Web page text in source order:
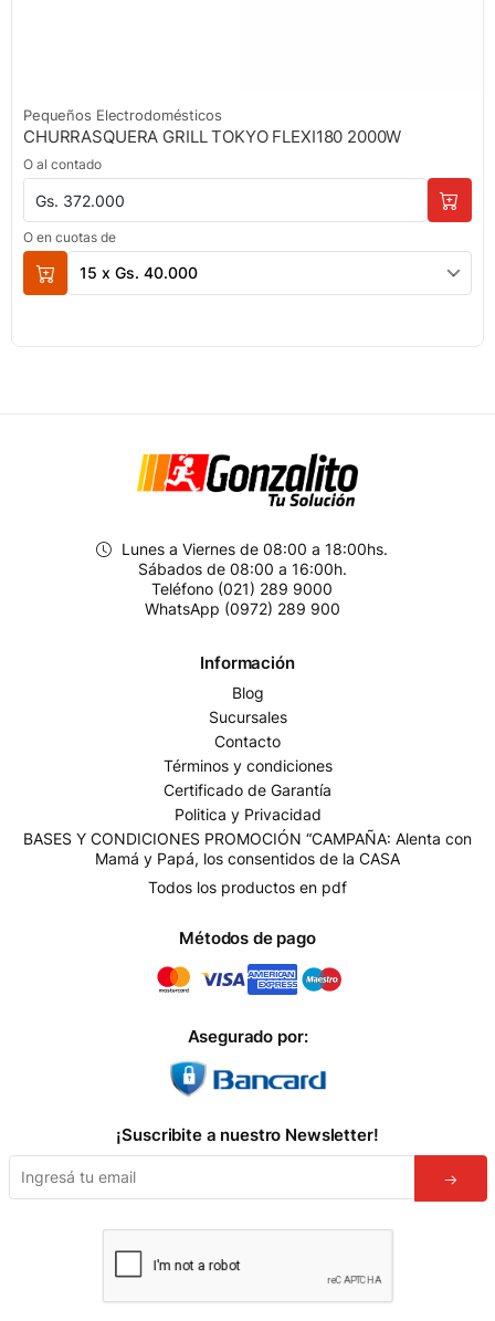
Pequeños Electrodomésticos
CHURRASQUERA GRILL TOKYO FLEXI180 2000W
O al contado
Gs. 372.000
O en cuotas de
15 x Gs. 40.000
Lunes a Viernes de 08:00 a 18:00hs.
Sábados de 08:00 a 16:00h.
Teléfono (021) 289 9000
WhatsApp (0972) 289 900
Información
Blog
Sucursales
Contacto
Términos y condiciones
Certificado de Garantía
Politica y Privacidad
BASES Y CONDICIONES PROMOCIÓN “CAMPAÑA: Alenta con
Mamá y Papá, los consentidos de la CASA
Todos los productos en pdf
Métodos de pago
Asegurado por:
¡Suscribite a nuestro Newsletter!